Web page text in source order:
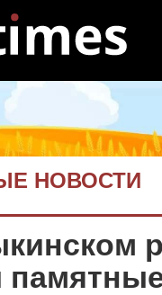
НОВОСТИ